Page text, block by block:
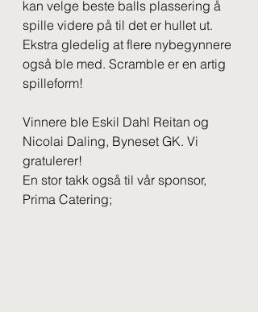
kan velge beste balls plassering å
spille videre på til det er hullet ut.
Ekstra gledelig at flere nybegynnere
også ble med. Scramble er en artig
spilleform!
Vinnere ble Eskil Dahl Reitan og
Nicolai Daling, Byneset GK. Vi
gratulerer!
En stor takk også til vår sponsor,
Prima Catering;